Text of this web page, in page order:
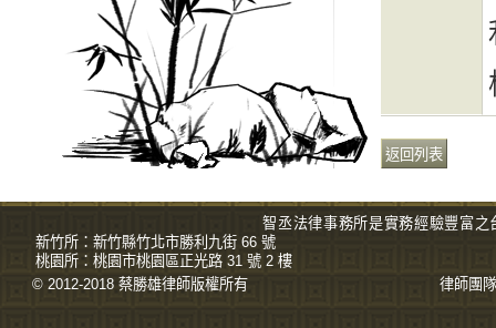
智丞法律事務所是實務經驗豐富之
新竹所： 新竹縣竹北市勝利九街 66 號
桃園所： 桃園市桃園區正光路 31 號 2 樓
© 2012-2018 蔡勝雄律師版權所有 律師團隊